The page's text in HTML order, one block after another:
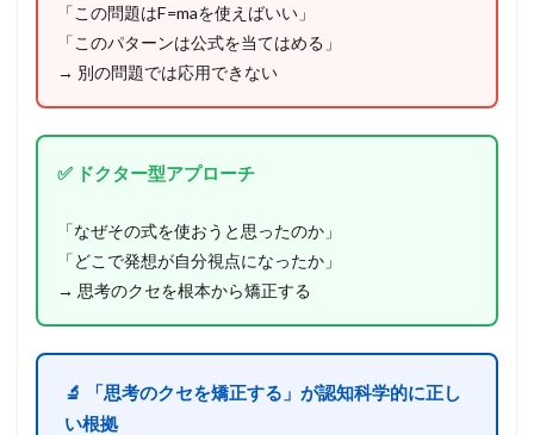
「この問題はF=maを使えばいい」
「このパターンは公式を当てはめる」
→ 別の問題では応用できない
✅ ドクター型アプローチ
「なぜその式を使おうと思ったのか」
「どこで発想が自分視点になったか」
→ 思考のクセを根本から矯正する
🔬 「思考のクセを矯正する」が認知科学的に正し
い根拠